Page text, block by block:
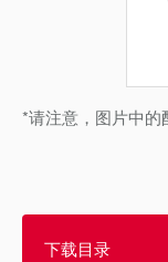
*请注意，图片中的
下载目录